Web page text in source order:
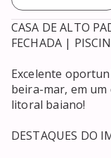
CASA DE ALTO
FECHADA |
Excelente
beira-mar, em um
litoral baiano!
DESTAQUES DO